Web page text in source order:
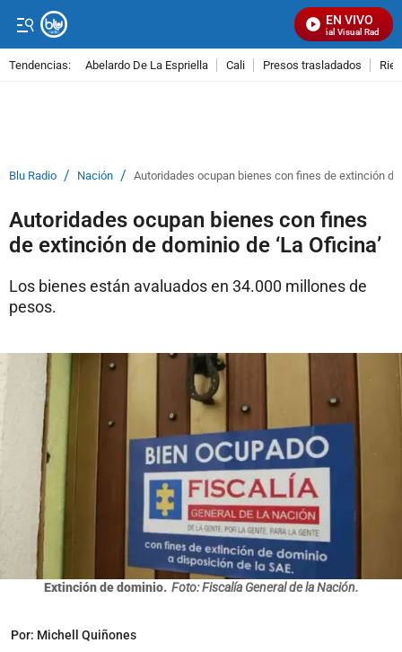
EN VIVO
Señal Visual Radio
Tendencias: Abelardo De La Espriella Cali Presos trasladados
Blu Radio / Nación / Autoridades ocupan bienes con fines de extinción de
Autoridades ocupan bienes con fines
de extinción de dominio de ‘La Oficina’
Los bienes están avaluados en 34.000 millones de
pesos.
Extinción de dominio. Foto: Fiscalía General de la Nación.
Por: Michell Quiñones